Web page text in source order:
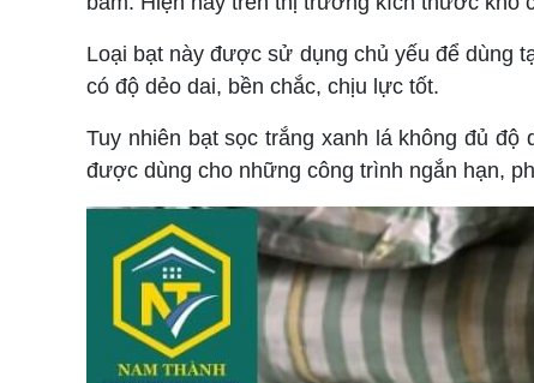
Loại bạt này được sử dụng chủ yếu để dùng
có độ dẻo dai, bền chắc, chịu lực tốt.
Tuy nhiên bạt sọc trắng xanh lá không đủ
được dùng cho những công trình ngắn hạn,